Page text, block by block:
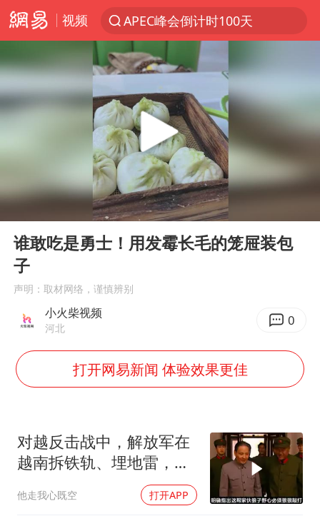
视频
APEC峰会倒计时100天
新能源汽车产业链提速
众星发文悼念秦焰
苏州河水抢排翻泄至黄浦江
“还不如不放假”
大连一起飞航班因乘客可乐爆瓶折返
独闯南太行失联女子遗体已找到
费大厨不自称“大王”了
SK海力士回应“或出售重庆工厂”传闻
武契奇：欧洲已处于大战边缘
部分银行上调存款利率
医疗垃圾做手机壳 这也是谋财害命
下党之路
Play
谁敢吃是勇士！用发霉长毛的笼屉装包
子
声明：取材网络，谨慎辨别
小火柴视频
河北 0
打开网易新闻 体验效果更佳
对越反击战中，解放军在
越南拆铁轨、埋地雷，是
他走我心既空 打开APP